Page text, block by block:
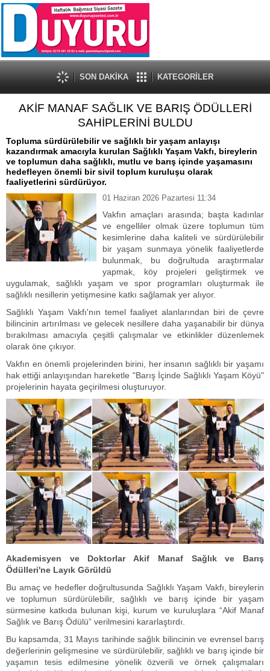
SON DAKİKA KATEGORİLER
AKİF MANAF SAĞLIK VE BARIŞ ÖDÜLLERİ
SAHİPLERİNİ BULDU
Topluma sürdürülebilir ve sağlıklı bir yaşam anlayışı
kazandırmak amacıyla kurulan Sağlıklı Yaşam Vakfı, bireylerin
ve toplumun daha sağlıklı, mutlu ve barış içinde yaşamasını
hedefleyen önemli bir sivil toplum kuruluşu olarak
faaliyetlerini sürdürüyor.
01 Haziran 2026 Pazartesi 11:34
Vakfın amaçları arasında; başta kadınlar
ve engelliler olmak üzere toplumun tüm
kesimlerine daha kaliteli ve sürdürülebilir
bir yaşam sunmaya yönelik faaliyetlerde
bulunmak, bu doğrultuda araştırmalar
yapmak, köy projeleri geliştirmek ve
uygulamak, sağlıklı yaşam ve spor programları oluşturmak ile
sağlıklı nesillerin yetişmesine katkı sağlamak yer alıyor.
Sağlıklı Yaşam Vakfı'nın temel faaliyet alanlarından biri de çevre
bilincinin artırılması ve gelecek nesillere daha yaşanabilir bir dünya
bırakılması amacıyla çeşitli çalışmalar ve etkinlikler düzenlemek
olarak öne çıkıyor.
Vakfın en önemli projelerinden birini, her insanın sağlıklı bir yaşamı
hak ettiği anlayışından hareketle "Barış İçinde Sağlıklı Yaşam Köyü"
projelerinin hayata geçirilmesi oluşturuyor.
Akademisyen ve Doktorlar Akif Manaf Sağlık ve Barış
Ödülleri'ne Layık Görüldü
Bu amaç ve hedefler doğrultusunda Sağlıklı Yaşam Vakfı, bireylerin
ve toplumun sürdürülebilir, sağlıklı ve barış içinde bir yaşam
sürmesine katkıda bulunan kişi, kurum ve kuruluşlara “Akif Manaf
Sağlık ve Barış Ödülü” verilmesini kararlaştırdı.
Bu kapsamda, 31 Mayıs tarihinde sağlık bilincinin ve evrensel barış
değerlerinin gelişmesine ve sürdürülebilir, sağlıklı ve barış içinde bir
yaşamın tesis edilmesine yönelik özverili ve örnek çalışmaları